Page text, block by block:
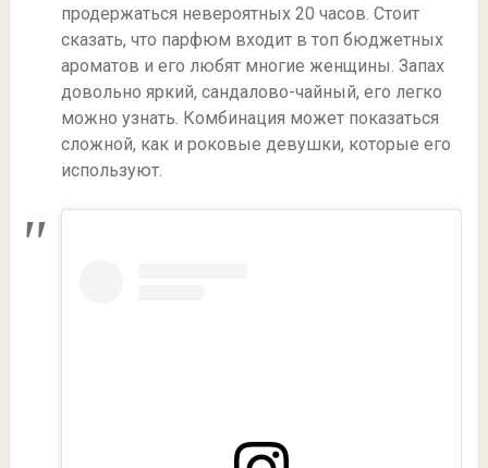
продержаться невероятных 20 часов. Стоит
сказать, что парфюм входит в топ бюджетных
ароматов и его любят многие женщины. Запах
довольно яркий, сандалово-чайный, его легко
можно узнать. Комбинация может показаться
сложной, как и роковые девушки, которые его
используют.